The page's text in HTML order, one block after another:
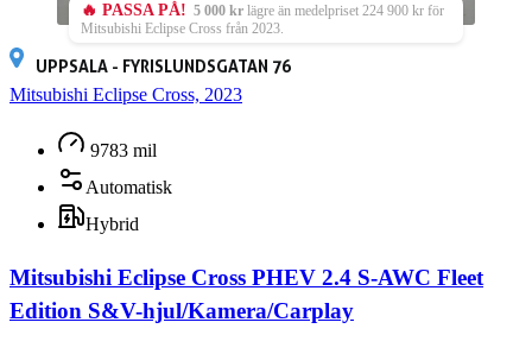
🔥 PASSA PÅ! 5 000 kr lägre än medelpriset 224 900 kr för
Mitsubishi Eclipse Cross från 2023.
UPPSALA - FYRISLUNDSGATAN 76
Mitsubishi Eclipse Cross, 2023
9783 mil
Automatisk
Hybrid
Mitsubishi Eclipse Cross PHEV 2.4 S-AWC Fleet
Edition S&V-hjul/Kamera/Carplay